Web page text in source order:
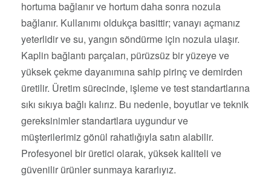
hortuma bağlanır ve hortum daha sonra nozula
bağlanır. Kullanımı oldukça basittir; vanayı açmanız
yeterlidir ve su, yangın söndürme için nozula ulaşır.
Kaplin bağlantı parçaları, pürüzsüz bir yüzeye ve
yüksek çekme dayanımına sahip pirinç ve demirden
üretilir. Üretim sürecinde, işleme ve test standartlarına
sıkı sıkıya bağlı kalırız. Bu nedenle, boyutlar ve teknik
gereksinimler standartlara uygundur ve
müşterilerimiz gönül rahatlığıyla satın alabilir.
Profesyonel bir üretici olarak, yüksek kaliteli ve
güvenilir ürünler sunmaya kararlıyız.